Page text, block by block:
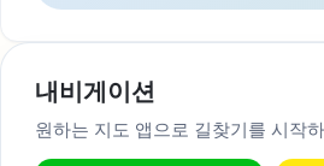
내비게이션
원하는 지도 앱으로 길찾기를 시작